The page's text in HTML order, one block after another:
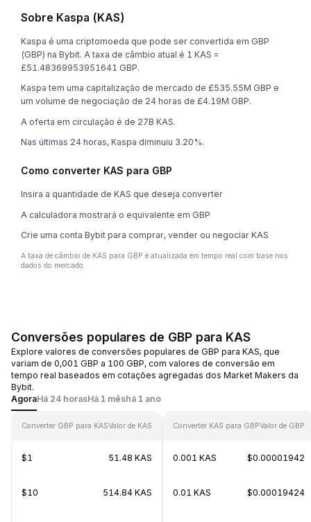
Sobre Kaspa (KAS)
Kaspa é uma criptomoeda que pode ser convertida em GBP
(GBP) na Bybit. A taxa de câmbio atual é 1 KAS =
£51.48369953951641 GBP.
Kaspa tem uma capitalização de mercado de £535.55M GBP e
um volume de negociação de 24 horas de £4.19M GBP.
A oferta em circulação é de 27B KAS.
Nas últimas 24 horas, Kaspa diminuiu 3.20%.
Como converter KAS para GBP
Insira a quantidade de KAS que deseja converter
A calculadora mostrará o equivalente em GBP
Crie uma conta Bybit para comprar, vender ou negociar KAS
A taxa de câmbio de KAS para GBP é atualizada em tempo real com base nos
dados do mercado.
Conversões populares de GBP para KAS
Explore valores de conversões populares de GBP para KAS, que
variam de 0,001 GBP a 100 GBP, com valores de conversão em
tempo real baseados em cotações agregadas dos Market Makers da
Bybit.
AgoraHá 24 horasHá 1 mêshá 1 ano
Converter GBP para KASValor de KAS
$1 51.48 KAS
$10 514.84 KAS
Converter KAS para GBPValor de GBP
0.001 KAS $0.00001942
0.01 KAS $0.00019424